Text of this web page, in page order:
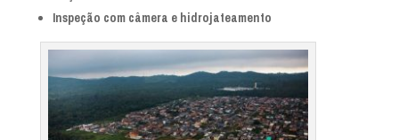
Inspeção com câmera e hidrojateamento